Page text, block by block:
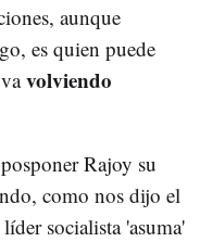
aunque
es quien puede
volviendo
Rajoy su
como nos dijo el
socialista 'asuma'